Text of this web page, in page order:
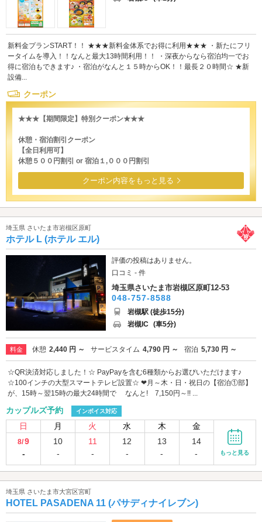
新料金プランSTART！！ ★★★新料金体系でお得に利用★★★ ・新たにフリ
ータイムを導入！！なんと最大13時間利用！！ ・深夜からなら宿泊均一でお
得に宿泊もできます♪ ・宿泊がなんと１５時からOK！！最長２０時間☆ ★新
設備...
クーポン
★★★【期間限定】特別クーポン★★★
休憩・宿泊割引クーポン
【全日利用可】
休憩５００円割引 or 宿泊１,０００円割引
クーポン内容をもっと見る
埼玉県 さいたま市岩槻区原町
ホテル L (ホテル エル)
評価の投稿はありません。
口コミ - 件
埼玉県さいたま市岩槻区原町12-53
048-757-8588
岩槻駅 (徒歩15分)
岩槻IC (車5分)
料金 休憩 2,440 円 ～ サービスタイム 4,790 円 ～ 宿泊 5,730 円 ～
☆QR決済対応しました！☆ PayPayを含む6種類からお選びいただけます♪
☆100インチの大型スマートテレビ設置☆ ❤月～木・日・祝日の【宿泊①部】
が、15時～翌15時の最大24時間で なんと! 7,150円～!! ...
カップルズ予約 インボイス対応
日 月 火 水 木 金
8/9
-
10
-
11
-
12
-
13
-
14
-
もっと見る
埼玉県 さいたま市大宮区宮町
HOTEL PASADENA 11 (パサディナイレブン)